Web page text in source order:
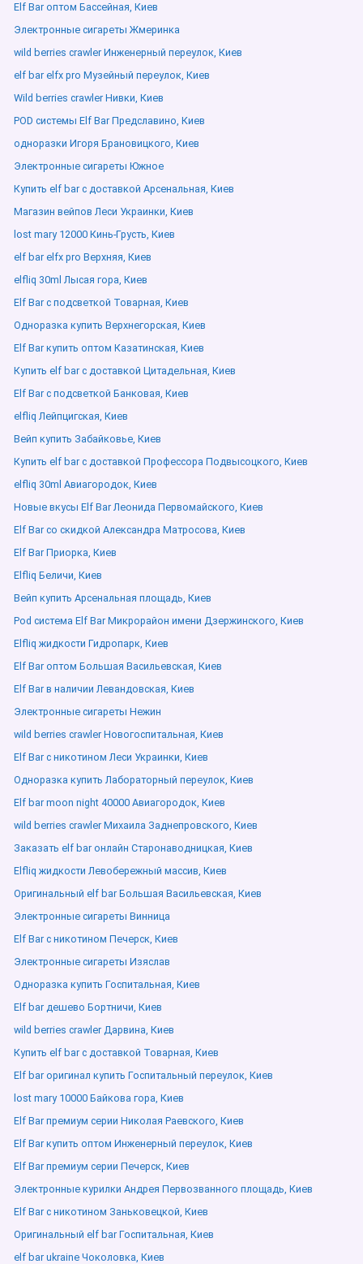
Elf Bar оптом Бассейная, Киев
Электронные сигареты Жмеринка
wild berries crawler Инженерный переулок, Киев
elf bar elfx pro Музейный переулок, Киев
Wild berries crawler Нивки, Киев
POD системы Elf Bar Предславино, Киев
одноразки Игоря Брановицкого, Киев
Электронные сигареты Южное
Купить elf bar с доставкой Арсенальная, Киев
Магазин вейпов Леси Украинки, Киев
lost mary 12000 Кинь-Грусть, Киев
elf bar elfx pro Верхняя, Киев
elfliq 30ml Лысая гора, Киев
Elf Bar с подсветкой Товарная, Киев
Одноразка купить Верхнегорская, Киев
Elf Bar купить оптом Казатинская, Киев
Купить elf bar с доставкой Цитадельная, Киев
Elf Bar с подсветкой Банковая, Киев
elfliq Лейпцигская, Киев
Вейп купить Забайковье, Киев
Купить elf bar с доставкой Профессора Подвысоцкого, Киев
elfliq 30ml Авиагородок, Киев
Новые вкусы Elf Bar Леонида Первомайского, Киев
Elf Bar со скидкой Александра Матросова, Киев
Elf Bar Приорка, Киев
Elfliq Беличи, Киев
Вейп купить Арсенальная площадь, Киев
Pod система Elf Bar Микрорайон имени Дзержинского, Киев
Elfliq жидкости Гидропарк, Киев
Elf Bar оптом Большая Васильевская, Киев
Elf Bar в наличии Левандовская, Киев
Электронные сигареты Нежин
wild berries crawler Новогоспитальная, Киев
Elf Bar с никотином Леси Украинки, Киев
Одноразка купить Лабораторный переулок, Киев
Elf bar moon night 40000 Авиагородок, Киев
wild berries crawler Михаила Заднепровского, Киев
Заказать elf bar онлайн Старонаводницкая, Киев
Elfliq жидкости Левобережный массив, Киев
Оригинальный elf bar Большая Васильевская, Киев
Электронные сигареты Винница
Elf Bar с никотином Печерск, Киев
Электронные сигареты Изяслав
Одноразка купить Госпитальная, Киев
Elf bar дешево Бортничи, Киев
wild berries crawler Дарвина, Киев
Купить elf bar с доставкой Товарная, Киев
Elf bar оригинал купить Госпитальный переулок, Киев
lost mary 10000 Байкова гора, Киев
Elf Bar премиум серии Николая Раевского, Киев
Elf Bar купить оптом Инженерный переулок, Киев
Elf Bar премиум серии Печерск, Киев
Электронные курилки Андрея Первозванного площадь, Киев
Elf Bar с никотином Заньковецкой, Киев
Оригинальный elf bar Госпитальная, Киев
elf bar ukraine Чоколовка, Киев